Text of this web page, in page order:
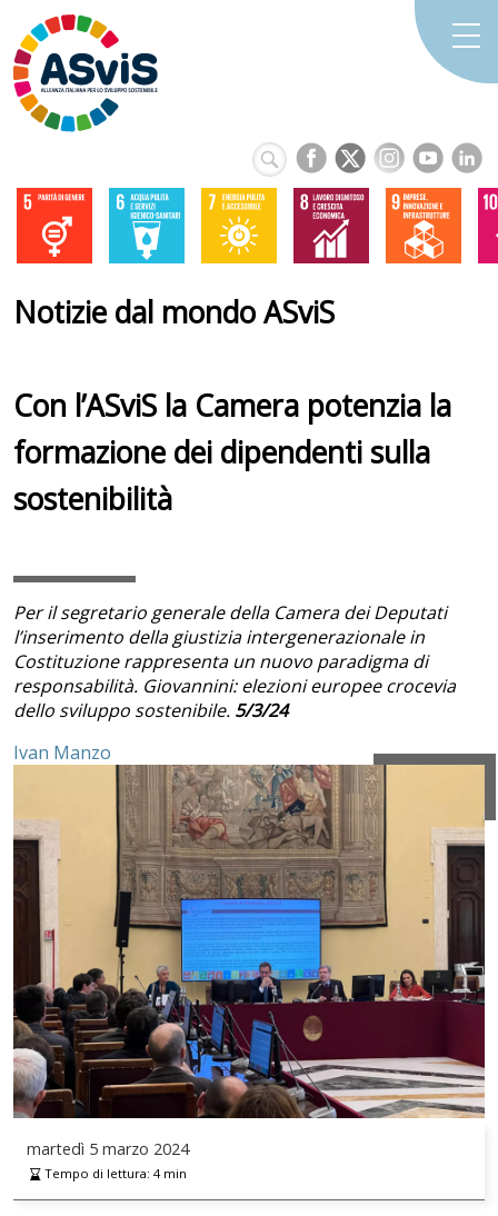
Notizie dal mondo ASviS
Con l’ASviS la Camera potenzia la
formazione dei dipendenti sulla
sostenibilità
Per il segretario generale della Camera dei Deputati
l’inserimento della giustizia intergenerazionale in
Costituzione rappresenta un nuovo paradigma di
responsabilità. Giovannini: elezioni europee crocevia
dello sviluppo sostenibile. 5/3/24
Ivan Manzo
martedì 5 marzo 2024
Tempo di lettura: 4min